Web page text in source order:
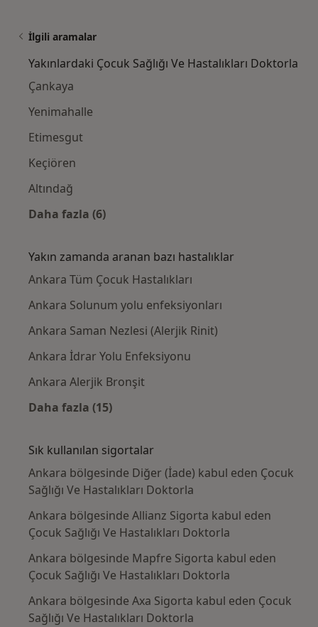
İlgili aramalar
Yakınlardaki Çocuk Sağlığı Ve Hastalıkları Doktorla
Çankaya
Yenimahalle
Etimesgut
Keçiören
Altındağ
Daha fazla (6)
Yakın zamanda aranan bazı hastalıklar
Ankara Tüm Çocuk Hastalıkları
Ankara Solunum yolu enfeksiyonları
Ankara Saman Nezlesi (Alerjik Rinit)
Ankara İdrar Yolu Enfeksiyonu
Ankara Alerjik Bronşit
Daha fazla (15)
Sık kullanılan sigortalar
Ankara bölgesinde Diğer (İade) kabul eden Çocuk
Sağlığı Ve Hastalıkları Doktorla
Ankara bölgesinde Allianz Sigorta kabul eden
Çocuk Sağlığı Ve Hastalıkları Doktorla
Ankara bölgesinde Mapfre Sigorta kabul eden
Çocuk Sağlığı Ve Hastalıkları Doktorla
Ankara bölgesinde Axa Sigorta kabul eden Çocuk
Sağlığı Ve Hastalıkları Doktorla